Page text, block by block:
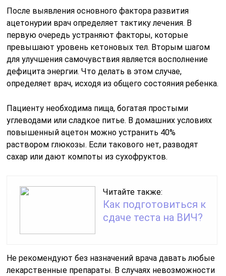
После выявления основного фактора развития
ацетонурии врач определяет тактику лечения. В
первую очередь устраняют факторы, которые
превышают уровень кетоновых тел. Вторым шагом
для улучшения самочувствия является восполнение
дефицита энергии. Что делать в этом случае,
определяет врач, исходя из общего состояния ребенка.
Пациенту необходима пища, богатая простыми
углеводами или сладкое питье. В домашних условиях
повышенный ацетон можно устранить 40%
раствором глюкозы. Если такового нет, разводят
сахар или дают компоты из сухофруктов.
Читайте также:
Как подготовиться к
сдаче теста на ВИЧ?
Не рекомендуют без назначений врача давать любые
лекарственные препараты. В случаях невозможности